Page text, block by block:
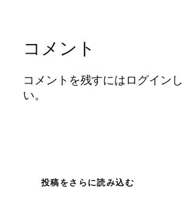
コメント
コメントを残すにはログイン
い。
投稿をさらに読み込む